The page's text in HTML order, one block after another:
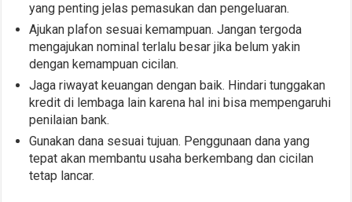
yang penting jelas pemasukan dan pengeluaran.
Ajukan plafon sesuai kemampuan. Jangan tergoda
mengajukan nominal terlalu besar jika belum yakin
dengan kemampuan cicilan.
Jaga riwayat keuangan dengan baik. Hindari tunggakan
kredit di lembaga lain karena hal ini bisa mempengaruhi
penilaian bank.
Gunakan dana sesuai tujuan. Penggunaan dana yang
tepat akan membantu usaha berkembang dan cicilan
tetap lancar.